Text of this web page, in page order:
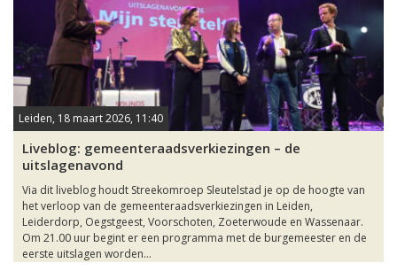
Leiden, 18 maart 2026, 11:40
Liveblog: gemeenteraadsverkiezingen – de
uitslagenavond
Via dit liveblog houdt Streekomroep Sleutelstad je op de hoogte van
het verloop van de gemeenteraadsverkiezingen in Leiden,
Leiderdorp, Oegstgeest, Voorschoten, Zoeterwoude en Wassenaar.
Om 21.00 uur begint er een programma met de burgemeester en de
eerste uitslagen worden...